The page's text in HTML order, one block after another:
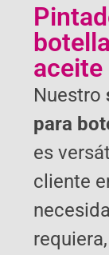
aceite
Nuestro
para
es
cliente